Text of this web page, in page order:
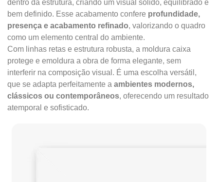
dentro da estrutura, criando um visual sólido, equilibrado e
bem definido. Esse acabamento confere profundidade,
presença e acabamento refinado, valorizando o quadro
como um elemento central do ambiente.
Com linhas retas e estrutura robusta, a moldura caixa
protege e emoldura a obra de forma elegante, sem
interferir na composição visual. É uma escolha versátil,
que se adapta perfeitamente a ambientes modernos,
clássicos ou contemporâneos, oferecendo um resultado
atemporal e sofisticado.